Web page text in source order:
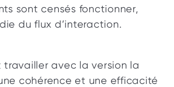
sont censés fonctionner,
du flux d’interaction.
travailler avec la version la
cohérence et une efficacité